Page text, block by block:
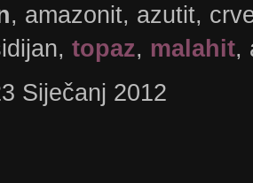
, amazonit, azutit,
topaz, malahit,
Siječanj 2012